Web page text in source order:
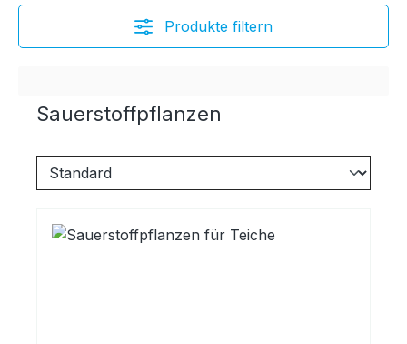
Produkte filtern
Sauerstoffpflanzen